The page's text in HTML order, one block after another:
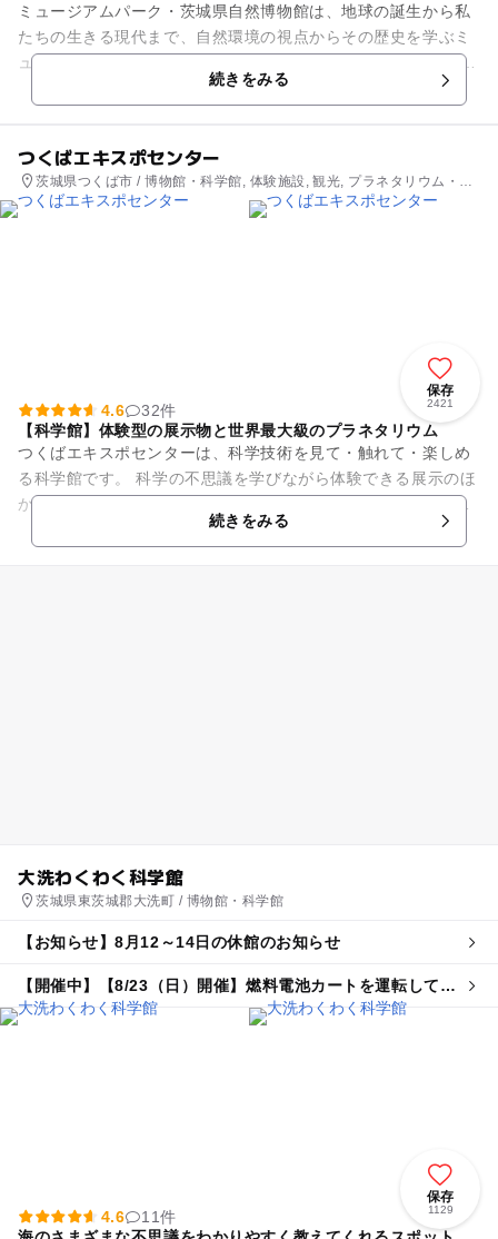
ミュージアムパーク・茨城県自然博物館は、地球の誕生から私
たちの生きる現代まで、自然環境の視点からその歴史を学ぶミ
ュージアム。 宇宙から地球，生命へと展開していく第１～第５
続きをみる
つくばエキスポセンター
茨城県つくば市 / 博物館・科学館, 体験施設, 観光, プラネタリウム・天
文台
保存
2421
4.6
32件
【科学館】体験型の展示物と世界最大級のプラネタリウム
つくばエキスポセンターは、科学技術を見て・触れて・楽しめ
る科学館です。 科学の不思議を学びながら体験できる展示のほ
か、世界最大級のプラネタリウムでは大迫力の映像と美しい星
空の世界が楽しめます。...続きをみる
大洗わくわく科学館
茨城県東茨城郡大洗町 / 博物館・科学館
【お知らせ】8月12～14日の休館のお知らせ
【開催中】【8/23（日）開催】燃料電池カートを運転してみ
よう！
保存
1129
4.6
11件